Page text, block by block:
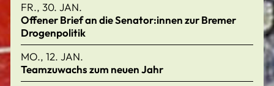
FR., 30. JAN.
Offener Brief an die Senator:innen zur Bremer
Drogenpolitik
MO., 12. JAN.
Teamzuwachs zum neuen Jahr